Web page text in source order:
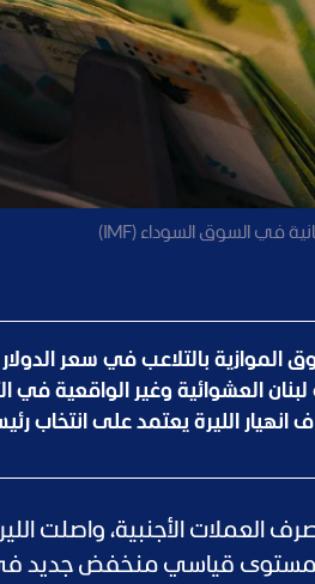
الموازية بالتلاعب في سعر
العشوائية وغير الواقعية في
انهيار الليرة يعتمد على انتخاب
الأجنبية، واصلت الليرة
مستوى قياسي منخفض جديد في